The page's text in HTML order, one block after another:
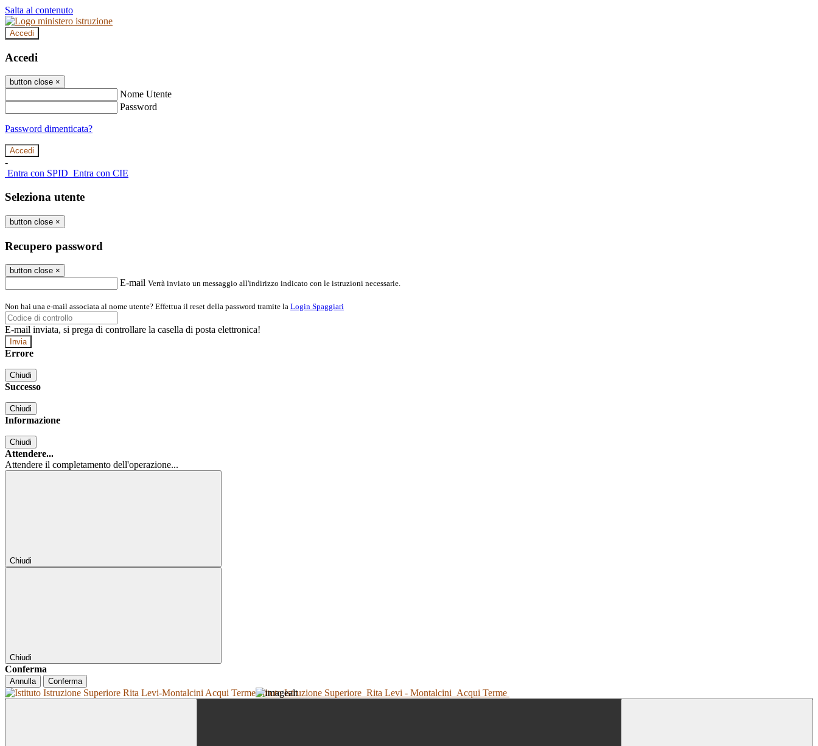
Salta al contenuto
Accedi
Accedi
button close ×
Nome Utente
Password
Password dimenticata?
-
Entra con SPID Entra con CIE
Seleziona utente
button close ×
Recupero password
button close ×
E-mail Verrà inviato un messaggio all'indirizzo indicato con le istruzioni necessarie.
Non hai una e-mail associata al nome utente? Effettua il reset della password tramite la Login Spaggiari
E-mail inviata, si prega di controllare la casella di posta elettronica!
Errore
Chiudi
Successo
Chiudi
Informazione
Chiudi
Attendere...
Attendere il completamento dell'operazione...
Chiudi
Chiudi
Conferma
Annulla Conferma
Istituto Istruzione Superiore Rita Levi - Montalcini Acqui Terme